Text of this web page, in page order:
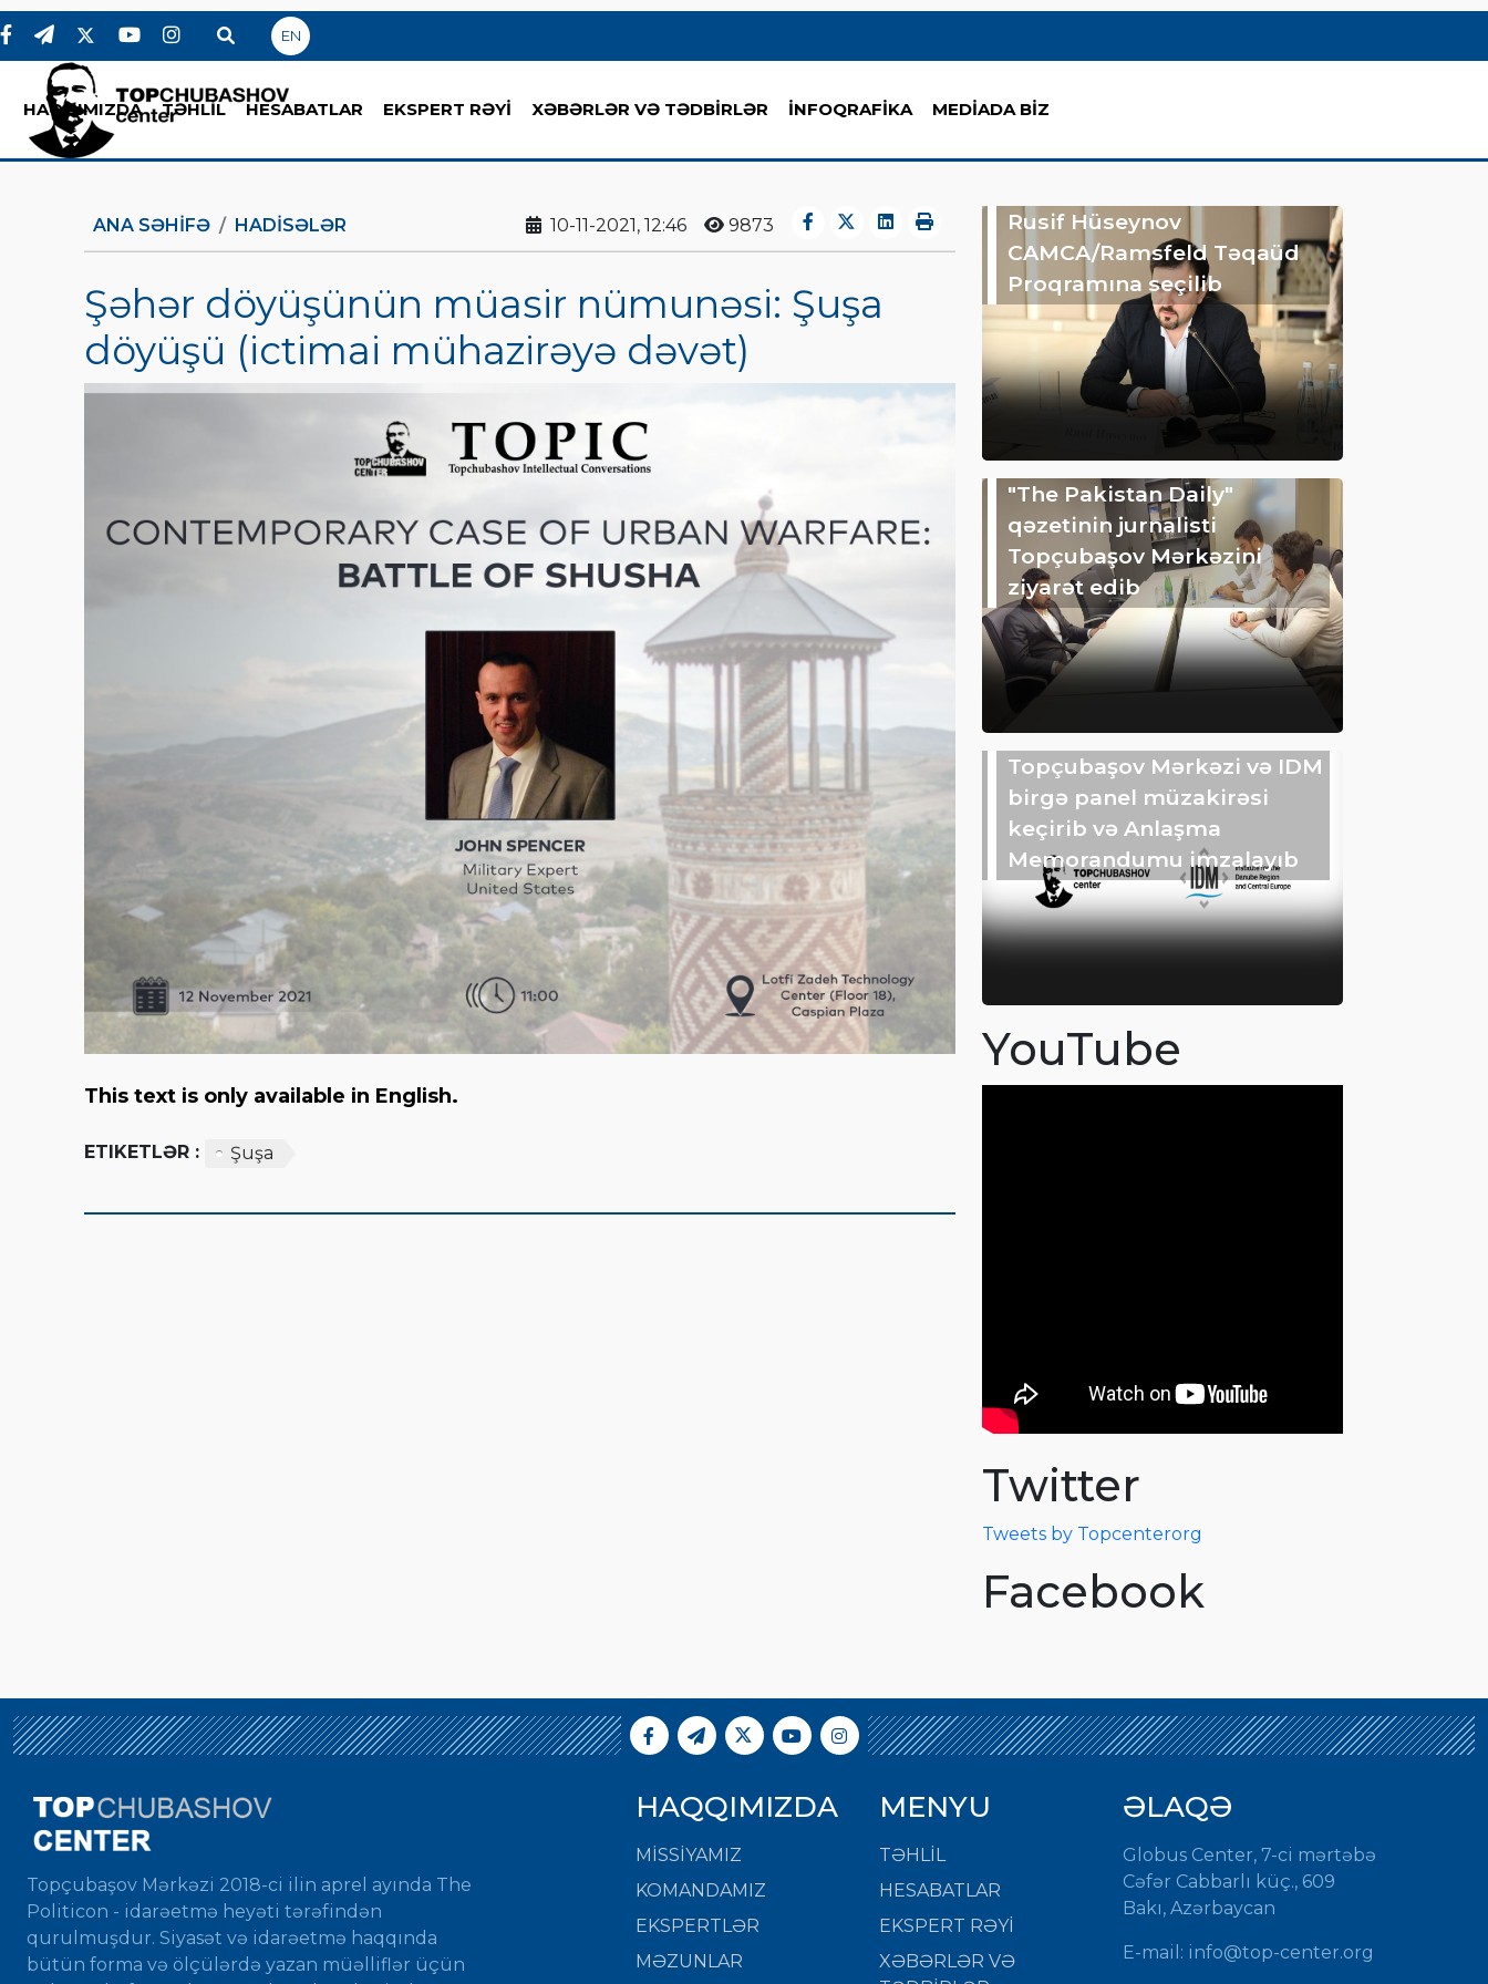
EN
HAQQIMIZDA TƏHLİL HESABATLAR EKSPERT RƏYİ XƏBƏRLƏR VƏ TƏDBİRLƏR İNFOQRAFİKA MEDİADA BİZ
ANA SƏHIFƏ HADİSƏLƏR 10-11-2021, 12:46 9873
Şəhər döyüşünün müasir nümunəsi: Şuşa
döyüşü (ictimai mühazirəyə dəvət)
This text is only available in English.
ETIKETLƏR : Şuşa
Rusif Hüseynov
CAMCA/Ramsfeld Təqaüd
Proqramına seçilib
"The Pakistan Daily"
qəzetinin jurnalisti
Topçubaşov Mərkəzini
ziyarət edib
Topçubaşov Mərkəzi və IDM
birgə panel müzakirəsi
keçirib və Anlaşma
Memorandumu imzalayıb
YouTube
Twitter
Tweets by Topcenterorg
Facebook
Topçubaşov Mərkəzi 2018-ci ilin aprel ayında The
Politicon - idarəetmə heyəti tərəfindən
qurulmuşdur. Siyasət və idarəetmə haqqında
bütün forma və ölçülərdə yazan müəlliflər üçün
HAQQIMIZDA
MISSIYAMIZ
KOMANDAMIZ
EKSPERTLƏR
MƏZUNLAR
MENYU
TƏHLİL
HESABATLAR
EKSPERT RƏYİ
XƏBƏRLƏR VƏ
ƏLAQƏ
Globus Center, 7-ci mərtəbə
Cəfər Cabbarlı küç., 609
Bakı, Azərbaycan
E-mail: info@top-center.org